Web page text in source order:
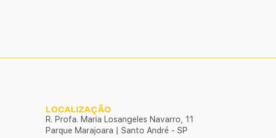
LOCALIZAÇÃO
R. Profa. Maria Losangeles Navarro, 11
Parque Marajoara | Santo André - SP